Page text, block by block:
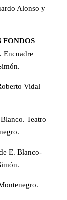
Alonso y
FONDOS
Encuadre
Vidal
Teatro
de E. Blanco-